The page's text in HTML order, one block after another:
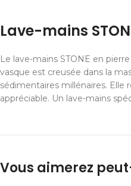
Lave-mains
Le lave-mains STONE en
vasque est creusée dans la
sédimentaires millénaires.
appréciable. Un lave-mains
Vous aimerez